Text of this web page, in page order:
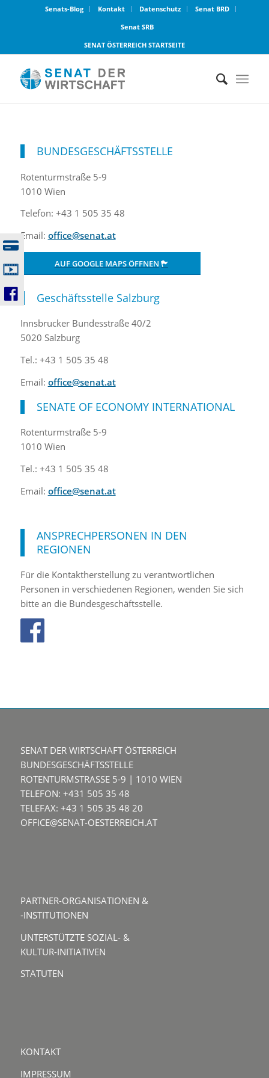
Senats-Blog Kontakt Datenschutz
Senat BRD
Senat SRB
SENAT ÖSTERREICH STARTSEITE
BUNDESGESCHÄFTSSTELLE
Rotenturmstraße 5-9
1010 Wien
Telefon: +43 1 505 35 48
Email: office@senat.at
AUF GOOGLE MAPS ÖFFNEN
Geschäftsstelle Salzburg
Innsbrucker Bundesstraße 40/2
5020 Salzburg
Tel.: +43 1 505 35 48
Email: office@senat.at
SENATE OF ECONOMY INTERNATIONAL
Rotenturmstraße 5-9
1010 Wien
Tel.: +43 1 505 35 48
Email: office@senat.at
ANSPRECHPERSONEN IN DEN
REGIONEN
Für die Kontaktherstellung zu verantwortlichen
Personen in verschiedenen Regionen, wenden Sie sich
bitte an die Bundesgeschäftsstelle.
SENAT DER WIRTSCHAFT ÖSTERREICH
BUNDESGESCHÄFTSSTELLE
ROTENTURMSTRASSE 5-9 | 1010 WIEN
TELEFON: +431 505 35 48
TELEFAX: +43 1 505 35 48 20
OFFICE@SENAT-OESTERREICH.AT
PARTNER-ORGANISATIONEN &
-INSTITUTIONEN
UNTERSTÜTZTE SOZIAL- &
KULTUR-INITIATIVEN
STATUTEN
KONTAKT
IMPRESSUM